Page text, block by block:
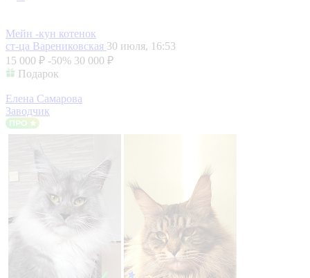
Мейн -кун котенок
ст-ца Варениковская 30 июля, 16:53
15 000 ₽ -50% 30 000 ₽
Подарок
Елена Самарова
Заводчик